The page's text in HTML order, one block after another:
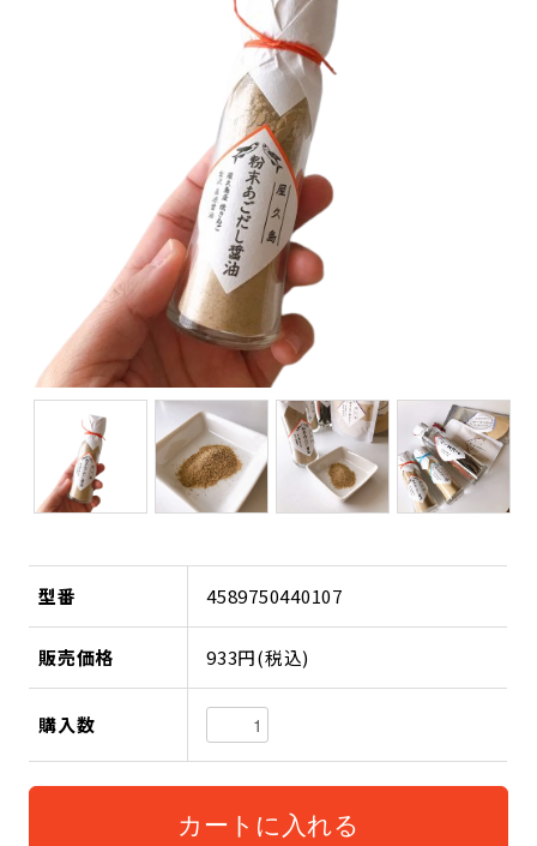
型番 4589750440107
販売価格 933円(税込)
購入数